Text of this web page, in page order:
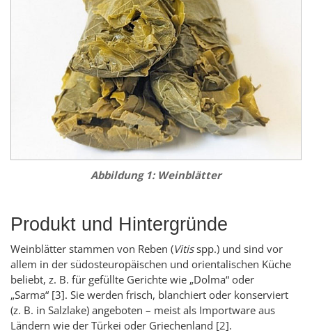
Abbildung 1: Weinblätter
Produkt und Hintergründe
Weinblätter stammen von Reben (Vitisspp.) und sind vor
allem in der südosteuropäischen und orientalischen Küche
beliebt, z. B. für gefüllte Gerichte wie „Dolma“ oder
„Sarma“ [3]. Sie werden frisch, blanchiert oder konserviert
(z. B. in Salzlake) angeboten – meist als Importware aus
Ländern wie der Türkei oder Griechenland [2].